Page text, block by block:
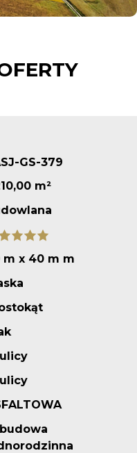
GS-379
m²
m x 40 m m